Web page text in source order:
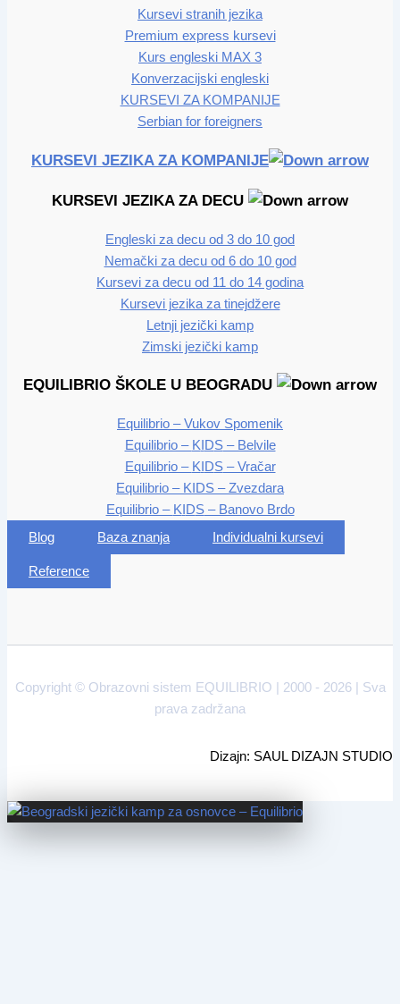
Kursevi stranih jezika
Premium express kursevi
Kurs engleski MAX 3
Konverzacijski engleski
KURSEVI ZA KOMPANIJE
Serbian for foreigners
KURSEVI JEZIKA ZA KOMPANIJE
KURSEVI JEZIKA ZA DECU
Engleski za decu od 3 do 10 god
Nemački za decu od 6 do 10 god
Kursevi za decu od 11 do 14 godina
Kursevi jezika za tinejdžere
Letnji jezički kamp
Zimski jezički kamp
EQUILIBRIO ŠKOLE U BEOGRADU
Equilibrio – Vukov Spomenik
Equilibrio – K DS– Belvile
Equilibrio – K DS– Vračar
Equilibrio – K DS – Zvezdara
Equilibrio – K DS– Banovo Brdo
Blog
Baza znanja Individualni kursevi
Reference
Copyright © Obrazovni sistem EQUILIBRIO | 2000 - 2026 | Sva
prava zadržana
Dizajn: SAUL DIZAJN STUDIO